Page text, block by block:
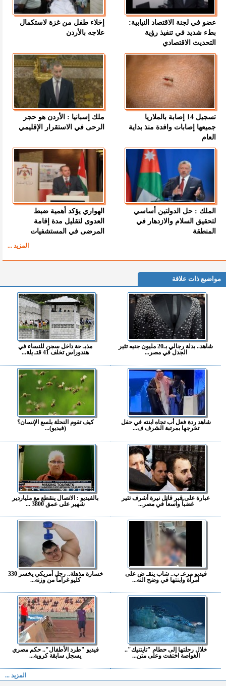
عضو في لجنة الاقتصاد النيابية:
بطء شديد في تنفيذ رؤية
التحديث الاقتصادي
إخلاء طفل من غزة لاستكمال
علاجه بالأردن
تسجيل 14 إصابة بالملاريا
جميعها إصابات وافدة منذ بداية
العام
ملك إسبانيا : الأردن هو حجر
الرحى في الاستقرار الإقليمي
الملك : حل الدولتين أساسي
لتحقيق السلام والازدهار في
المنطقة
الهواري يؤكد أهمية ضبط
العدوى لتقليل مدة إقامة
المرضى في المستشفيات
المزيد ...
مواضيع ذات علاقة
شاهد.. بدلة رجالي بـ20 مليون جنيه تثير
الجدل في مصر...
مذبـ حة داخل سجن للنساء في
هندوراس تخلف 41 قتـ يلة...
شاهد ردة فعل أب تجاه ابنته في حفل
تخرجها بمرتبة الشرف ف...
كيف تقوم النحلة بلسع الإنسان؟
(فيديو)...
عبارة على قبر قاتل نيرة أشرف تثير
غضباً واسعاً في مصر...
بالفيديو : الاتصال ينقطع مع ملياردير
شهير على عمق 3800 ...
فيديو مرعـ ب.. شاب ينقـ ض على
امرأة وابنتها في وضح النه...
خسارة مذهلة.. رجل أمريكي يخسر 330
كليو غراماً من وزنه...
خلال رحلتها إلى حطام "تايتنيك"..
الغواصة اختفت وعلى متن...
فيديو "طرد الأطفال".. حكم مصري
يسجل سابقة كروية...
المزيد ...